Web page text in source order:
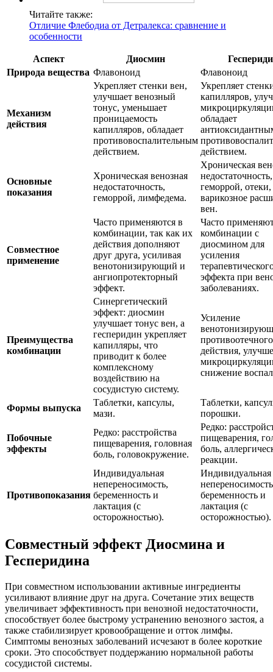
Читайте также:
Отличие Флебодиа от Детралекса: сравнение и
особенности
Аспект Диосмин
Природа вещества Флавоноид Флавоноид
Механизм
действия
Укрепляет стенки вен,
улучшает венозный
тонус, уменьшает
проницаемость
капилляров, обладает
противовоспалительным
действием.
Укрепляет
капилляров,
обладает
действием.
Основные
показания
Хроническая венозная
недостаточность,
геморрой, лимфедема.
Хроническая
недостаточность,
геморрой, отеки,
варикозное
вен.
Совместное
применение
Часто применяются в
комбинации, так как их
действия дополняют
друг друга, усиливая
венотонизирующий и
ангиопротекторный
эффект.
Часто
комбинации с
диосмином для
усиления
эффекта при
заболеваниях.
Преимущества
комбинации
Синергетический
эффект: диосмин
улучшает тонус вен, а
гесперидин укрепляет
капилляры, что
приводит к более
комплексному
воздействию на
сосудистую систему.
Усиление
противоотечного
действия,
снижение
Формы выпуска
Таблетки, капсулы,
мази.
Таблетки,
порошки.
Побочные
эффекты
Редко: расстройства
пищеварения, головная
боль, головокружение.
Редко:
пищеварения,
боль,
реакции.
Противопоказания
Индивидуальная
непереносимость,
беременность и
лактация (с
осторожностью).
Индивидуальная
беременность и
лактация (с
осторожностью).
Совместный эффект Диосмина и
Гесперидина
При совместном использовании активные ингредиенты
усиливают влияние друг на друга. Сочетание этих веществ
увеличивает эффективность при венозной недостаточности,
способствует более быстрому устранению венозного застоя, а
также стабилизирует кровообращение и отток лимфы.
Симптомы венозных заболеваний исчезают в более короткие
сроки. Это способствует поддержанию нормальной работы
сосудистой системы.